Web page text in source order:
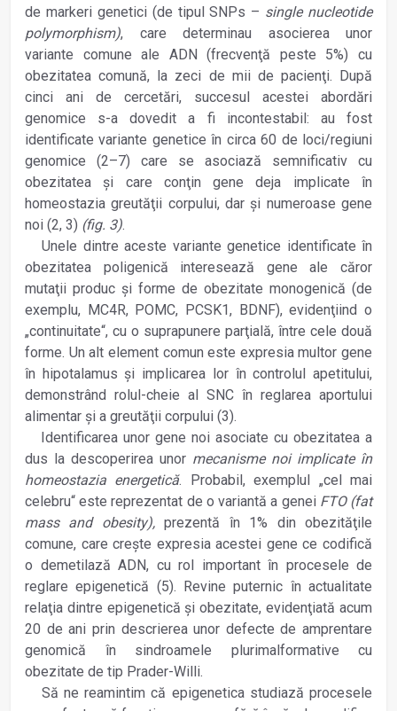
de markeri genetici (de tipul SNPs – single nucleotide
polymorphism), care determinau asocierea unor
variante comune ale ADN (frecvenţă peste 5%) cu
obezitatea comună, la zeci de mii de pacienţi. După
cinci ani de cercetări, succesul acestei abordări
genomice s-a dovedit a fi incontestabil: au fost
identificate variante genetice în circa 60 de loci/regiuni
genomice (2–7) care se asociază semnificativ cu
obezitatea şi care conţin gene deja implicate în
homeostazia greutăţii corpului, dar şi numeroase gene
noi (2, 3) (fig. 3).
Unele dintre aceste variante genetice identificate în
obezitatea poligenică interesează gene ale căror
mutaţii produc şi forme de obezitate monogenică (de
exemplu, MC4R, POMC, PCSK1, BDNF), evidenţiind o
„continuitate“, cu o suprapunere parţială, între cele două
forme. Un alt element comun este expresia multor gene
în hipotalamus şi implicarea lor în controlul apetitului,
demonstrând rolul-cheie al SNC în reglarea aportului
alimentar şi a greutăţii corpului (3).
Identificarea unor gene noi asociate cu obezitatea a
dus la descoperirea unor mecanisme noi implicate în
homeostazia energetică. Probabil, exemplul „cel mai
celebru“ este reprezentat de o variantă a genei FTO (fat
mass and obesity),prezentă în 1% din obezităţile
comune, care creşte expresia acestei gene ce codifică
o demetilază ADN, cu rol important în procesele de
reglare epigenetică (5). Revine puternic în actualitate
relaţia dintre epigenetică şi obezitate, evidenţiată acum
20 de ani prin descrierea unor defecte de amprentare
genomică în sindroamele plurimalformative cu
obezitate de tip Prader-Willi.
Să ne reamintim că epigenetica studiază procesele